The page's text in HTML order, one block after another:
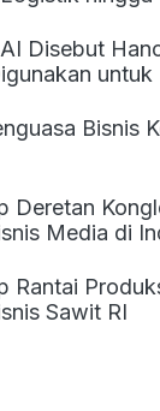
Disebut
Bisnis
Deretan
Media di
Rantai
Sawit RI